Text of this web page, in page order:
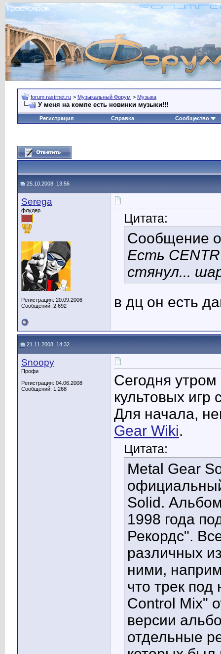
forum.rastrnet.ru > Музыкальный Форум > Музыка
У меня на компе есть новинки музыки!!!
Регистрация Справка Сообщество
25.10.2008, 13:56
Serega
флудер
Регистрация: 20.09.2006
Сообщений: 2,692
Цитата:
Сообщение
Есть
стянул...
в дц он есть
21.11.2008, 14:32
Snoopy
Профи
Регистрация: 04.06.2008
Сообщений: 1,268
Сегодня
культовых игр
Для начала,
Gear Wiki.
Цитата:
Metal Gear
Solid.
1998 года
Рекордс".
различных
ними,
что трек
Control Mix"
версии
отдельные